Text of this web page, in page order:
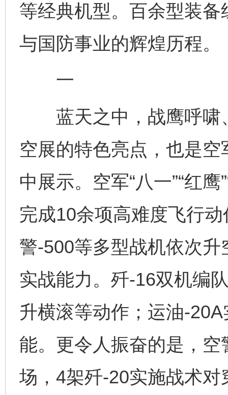
等经典机型。百余型装
与国防事业的辉煌历程。
一
蓝天之中，战鹰呼啸
空展的特色亮点，也是
中展示。空军“八一”“红
完成10余项高难度飞行
警-500等多型战机依次
实战能力。歼-16双机编
升横滚等动作；运油-
能。更令人振奋的是，
场，4架歼-20实施战术